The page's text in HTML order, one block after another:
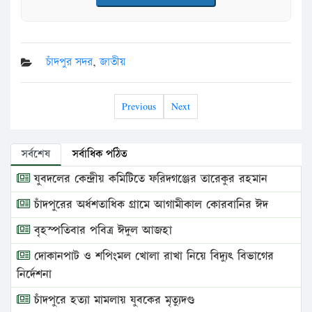
চাঁদপুর সদর,জাতীয়
Previous Next
সর্বশেষ সর্বাধিক পঠিত
যুবদলের কেন্দ্রীয় কমিটিতে ফরিদগঞ্জের তারেকুর রহমান
চাঁদপুরের অর্ধশতাধিক গ্রামে আগামীকাল কোরবানির ঈদ
বৃহস্পতিবার পবিত্র ঈদুল আজহা
দোকানপাট ও শপিংমল খোলা রাখা নিয়ে বিদ্যুৎ বিভাগের
নির্দেশনা
চাঁদপুরে হত্যা মামলায় যুবকের মৃত্যুদণ্ড